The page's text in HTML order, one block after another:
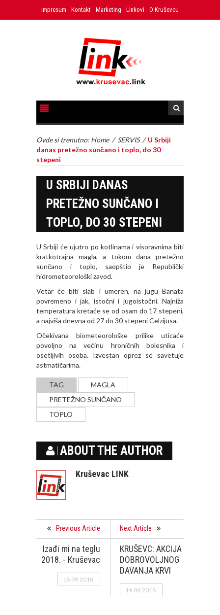
Impresum Kontakt Marketing Linkovi O Kruševcu
Ovde si trenutno: Home / SERVIS / U Srbiji
danas pretežno sunčano i toplo, do 30
stepeni
U SRBIJI DANAS
PRETEŽNO SUNČANO I
TOPLO, DO 30 STEPENI
U Srbiji će ujutro po kotlinama i visoravnima biti
kratkotrajna magla, a tokom dana pretežno
sunčano i toplo, saopštio je Republički
hidrometeorološki zavod.
Vetar će biti slab i umeren, na jugu Banata
povremeno i jak, istočni i jugoistočni. Najniža
temperatura kretaće se od osam do 17 stepeni,
a najviša dnevna od 27 do 30 stepeni Celzijusa.
Očekivana biometeorološke prilike uticaće
povolјno na većinu hroničnih bolesnika i
osetlјivih osoba. Izvestan oprez se savetuje
astmatičarima.
TAG
MAGLA
PRETEŽNO SUNČANO
TOPLO
ABOUT THE AUTHOR
Kruševac LINK
Previous Article
Izađi mi na teglu
2018. - Kruševac
18.09.2018.
Next Article
KRUŠEVC: AKCIJA
DOBROVOLJNOG
DAVANJA KRVI
19.09.2018.